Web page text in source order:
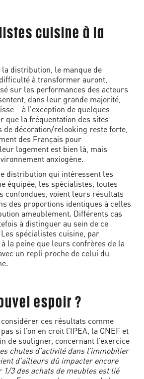
cuisine à la
la distribution, le manque de
à transformer auront,
sur les performances des acteurs
dans leur grande majorité,
à l’exception de quelques
que la fréquentation des sites
de décoration/relooking reste forte,
des Français pour
logement est bien là, mais
anxiogène.
distribution qui intéressent les
équipée, les spécialistes, toutes
confondues, voient leurs résultats
des proportions identiques à celles
ameublement. Différents cas
à distinguer au sein de ce
spécialistes cuisine, par
la peine que leurs confrères de la
un repli proche de celui du
espoir ?
ces résultats comme
si l’on en croit l’IPEA, la CNEF et
de souligner, concernant l’exercice
chutes d’activité dans l’immobilier
d’ailleurs dû impacter encore
3 des achats de meubles est lié